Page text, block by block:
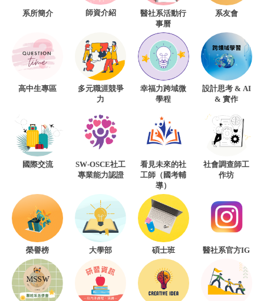
系所簡介 師資介紹
醫社系活動行
事曆
系友會
高中生專區
多元職涯競爭
力
幸福力跨域微
學程
設計思考 & AI
& 實作
國際交流
SW-OSCE社工
專業能力認證
看見未來的社
工師（國考輔
導）
社會調查師工
作坊
榮譽榜 大學部 碩士班 醫社系官方IG